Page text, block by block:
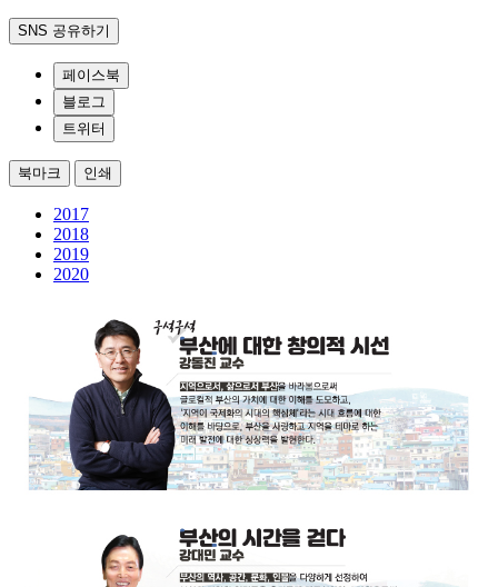
SNS 공유하기
페이스북
블로그
트위터
북마크 인쇄
2017
2018
2019
2020